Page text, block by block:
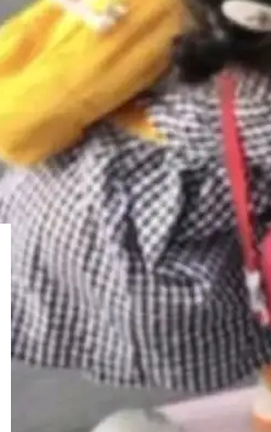
的高性能通信组
中实现了一
擎（Engine），
过调用公有云模
效率。但随着 AI
向团队级、组织
中，对安全性、
求。 首先是数据
通研发场景，公
率提升的需求。
据安全要求较...
展示人工智能在
座、行业赋能、
大方向。深信服
入选！ 随着各行
算力构成形态逐
生变化：不只是
合算力时代下，
分利用，以及持
信服AI算力网关
治理和成本治
力都看得清、管
！ 一、从现在开
个时代的结
作者之一。
的作者之一。
科学家。 Jeff D
，宣布离职。 他
Sanjay Ghema
Dean 二十多
Bigtable 的共同
脑核心成员，Se
）以及 Oriol Vin
布：界面
搜索增强
智能体，这一轮
三件事一次补
是杭州无
智能体——一位全
需求、规划步
平台，curl 一行
GitCode · GitHu
、macOS / Linu
# macOS / Linu
AI Coding
）
与价值 在软件工
识资产的主要载
十万乃至数百万
用可承载的上下
张与代码历史的
算法工程
起案件：北京一